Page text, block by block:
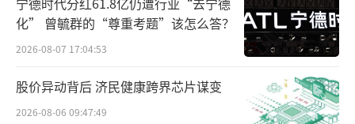
起来。
2023年，时代天使正式开展国际业务的商
业化，进入30多个国家及地区；一年时间里，
国际市场的业务和业绩数据都有突出表现。
化” 曾毓群的“尊重考题”该怎么答？
2026-08-07 17:04:53
股价异动背后 济民健康跨界芯片谋变
2026-08-06 09:47:49